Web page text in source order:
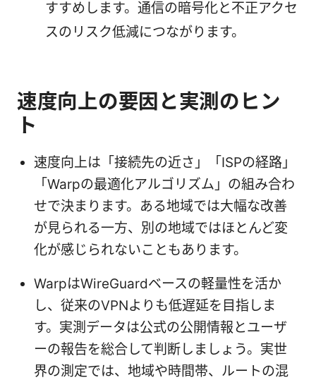
すすめします。通信の暗号化と不正アクセ
スのリスク低減につながります。
速度向上の要因と実測のヒン
ト
速度向上は「接続先の近さ」「ISPの経路」
「Warpの最適化アルゴリズム」の組み合わ
せで決まります。ある地域では大幅な改善
が見られる一方、別の地域ではほとんど変
化が感じられないこともあります。
WarpはWireGuardベースの軽量性を活か
し、従来のVPNよりも低遅延を目指しま
す。実測データは公式の公開情報とユーザ
ーの報告を総合して判断しましょう。実世
界の測定では、地域や時間帯、ルートの混